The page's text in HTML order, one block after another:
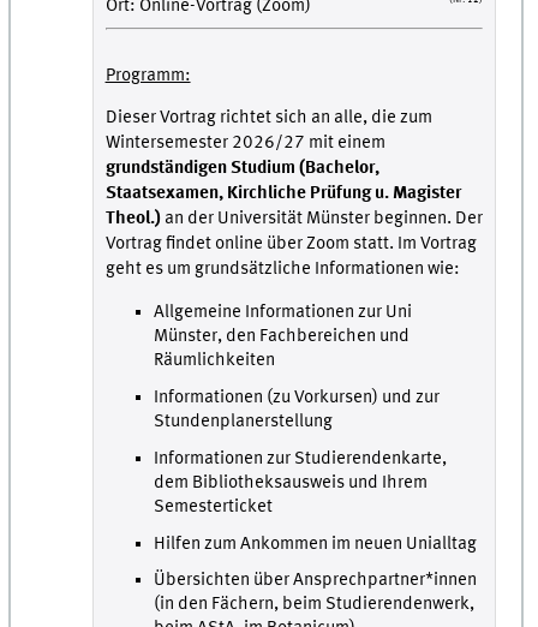
Ort: Online-Vortrag (Zoom)
Programm:
Dieser Vortrag richtet sich an alle, die zum
Wintersemester 2026/27 mit einem
grundständigen Studium (Bachelor,
Staatsexamen, Kirchliche Prüfung u. Magister
Theol.)an der Universität Münster beginnen. Der
Vortrag findet online über Zoom statt. Im Vortrag
geht es um grundsätzliche Informationen wie:
Allgemeine Informationen zur Uni
Münster, den Fachbereichen und
Räumlichkeiten
Informationen (zu Vorkursen) und zur
Stundenplanerstellung
Informationen zur Studierendenkarte,
dem Bibliotheksausweis und Ihrem
Semesterticket
Hilfen zum Ankommen im neuen Unialltag
Übersichten über Ansprechpartner*innen
(in den Fächern, beim Studierendenwerk,